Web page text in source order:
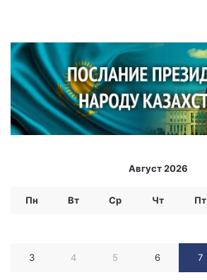
н
у
Август 2026
Пн Вт Ср Чт Пт
3 4 5 6 7